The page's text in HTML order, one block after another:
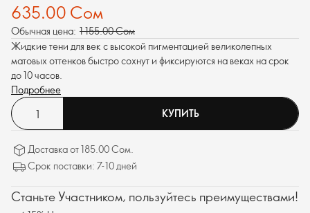
635.00 Сом
Обычная цена: 1 155.00 Сом
Жидкие тени для век с высокой пигментацией великолепных
матовых оттенков быстро сохнут и фиксируются на веках на срок
до 10 часов.
Подробнее
КУПИТЬ
Доставка от 185.00 Сом.
Срок поставки: 7-10 дней
Станьте Участником, пользуйтесь преимуществами!